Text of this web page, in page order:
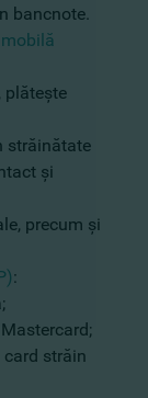
bancnote.
plăteşte
străinătate
şi
precum şi
:
străin